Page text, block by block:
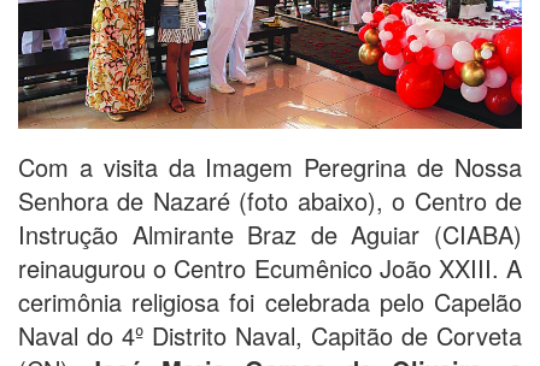
Com a visita da Imagem Peregrina de Nossa
Senhora de Nazaré (foto abaixo), o Centro de
Instrução Almirante Braz de Aguiar (CIABA)
reinaugurou o Centro Ecumênico João XXIII. A
cerimônia religiosa foi celebrada pelo Capelão
Naval do 4º Distrito Naval, Capitão de Corveta